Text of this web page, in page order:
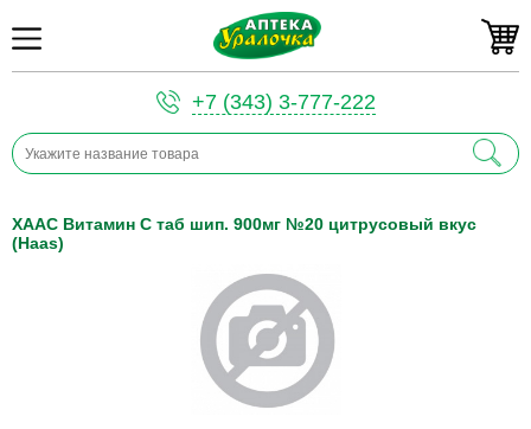
+7 (343) 3-777-222
ХААС Витамин С таб шип. 900мг №20 цитрусовый вкус
(Haas)